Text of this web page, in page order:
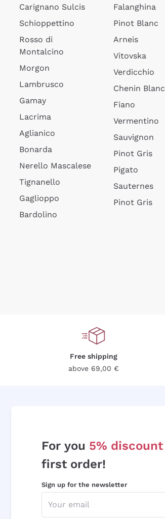
Carignano Sulcis
Schioppettino
Rosso di
Montalcino
Morgon
Lambrusco
Gamay
Lacrima
Aglianico
Bonarda
Nerello Mascalese
Tignanello
Gaglioppo
Bardolino
Falanghina
Pinot Blanc
Arneis
Vitovska
Verdicchio
Chenin Blanc
Fiano
Vermentino
Sauvignon
Pinot Gris
Pigato
Sauternes
Pinot Gris
Free shipping
above 69,00 €
For you 5% discount
first order!
Sign up for the newsletter